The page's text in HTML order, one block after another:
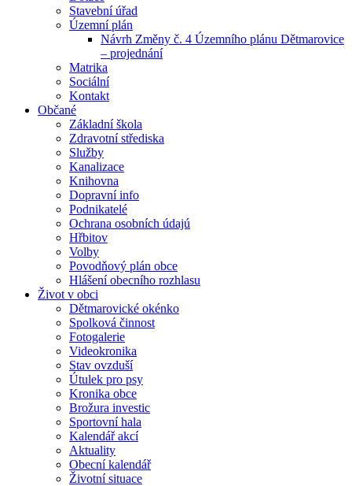
Stavební úřad
Územní plán
Návrh Změny č. 4 Územního plánu Dětmarovice
– projednání
Matrika
Sociální
Kontakt
Občané
Základní škola
Zdravotní střediska
Služby
Kanalizace
Knihovna
Dopravní info
Podnikatelé
Ochrana osobních údajú
Hřbitov
Volby
Povodňový plán obce
Hlášení obecního rozhlasu
Život v obci
Dětmarovické okénko
Spolková činnost
Fotogalerie
Videokronika
Stav ovzduší
Útulek pro psy
Kronika obce
Brožura investic
Sportovní hala
Kalendář akcí
Aktuality
Obecní kalendář
Životní situace